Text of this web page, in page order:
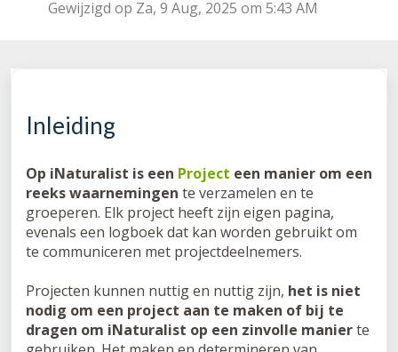
Gewijzigd op Za, 9 Aug, 2025 om 5:43 AM
Inleiding
Op iNaturalist is een Project een manier om een
reeks waarnemingen te verzamelen en te
groeperen. Elk project heeft zijn eigen pagina,
evenals een logboek dat kan worden gebruikt om
te communiceren met projectdeelnemers.
Projecten kunnen nuttig en nuttig zijn, het is niet
nodig om een project aan te maken of bij te
dragen om iNaturalist op een zinvolle manierte